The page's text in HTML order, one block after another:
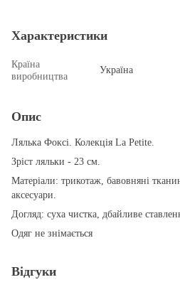
Характеристики
Країна
виробництва
Україна
Опис
Лялька Фоксі. Колекція La Petite.
Зріст ляльки - 23 см.
Матеріали: трикотаж, бавовняні
аксесуари.
Догляд: суха чистка, дбайливе
Одяг не знімається
Відгуки